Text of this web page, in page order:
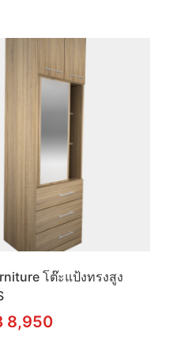
โต๊ะแป้งทรงสูง
8,950Current